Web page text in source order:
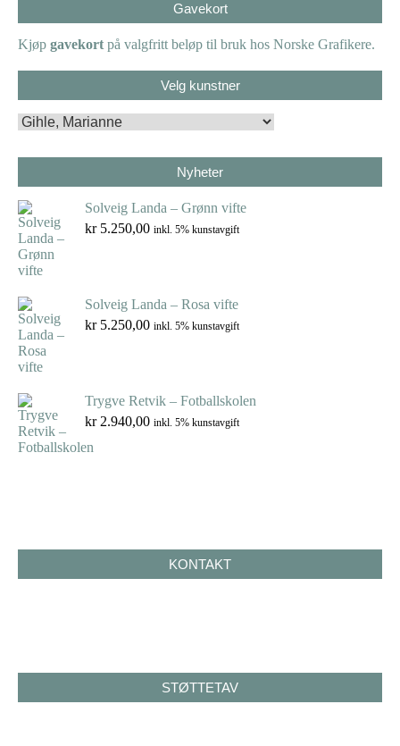
Gavekort
Kjøp gavekort på valgfritt beløp til bruk hos Norske Grafikere.
Velg kunstner
Nyheter
Solveig Landa – Grønn vifte
kr5.250,00 inkl. 5% kunstavgift
Solveig Landa – Rosa vifte
kr5.250,00 inkl. 5% kunstavgift
Trygve Retvik – Fotballskolen
kr2.940,00 inkl. 5% kunstavgift
KONTAKT
STØTTET AV